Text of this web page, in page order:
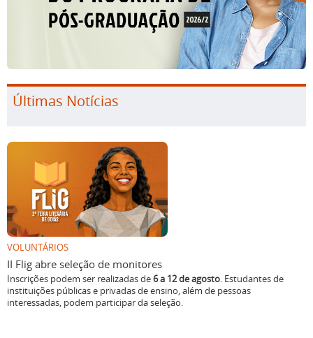
Últimas Notícias
VOLUNTÁRIOS
II Flig abre seleção de monitores
Inscrições podem ser realizadas de6 a 12 de agosto. Estudantes de
instituições públicas e privadas de ensino, além de pessoas
interessadas, podem participar da seleção.